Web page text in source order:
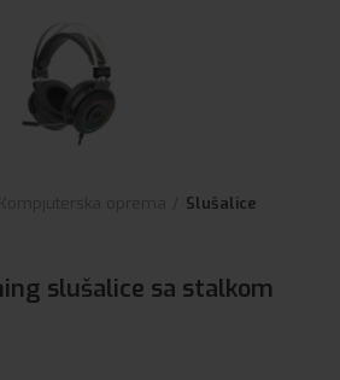
Slušalice
slušalice sa stalkom